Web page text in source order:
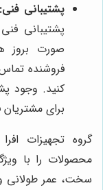
پشتیبانی فنی:
پشتیبانی
صورت بروز
فروشنده
کنید. وجود
برای
گروه تجهیزات
محصولات را با
سخت، عمر طولانی و